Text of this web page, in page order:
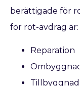
berättigade för
för rot-avdrag är:
Reparation
Tillbyggnad